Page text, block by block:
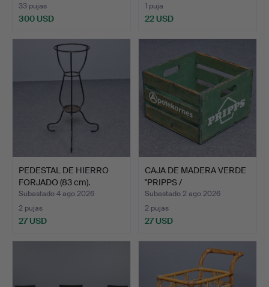
33 pujas
300 USD
1 puja
22 USD
PEDESTAL DE HIERRO
FORJADO (83 cm).
Subastado 4 ago 2026
2 pujas
27 USD
CAJA DE MADERA VERDE
"PRIPPS /
APOTEKARNES…
Subastado 2 ago 2026
2 pujas
27 USD